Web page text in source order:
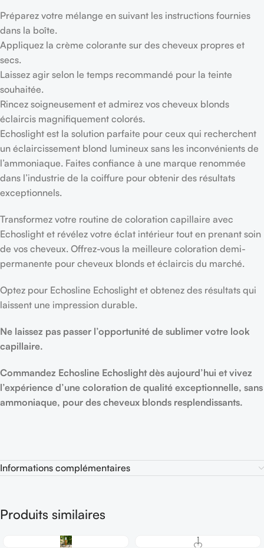
Préparez votre mélange en suivant les instructions fournies
dans la boîte.
Appliquez la crème colorante sur des cheveux propres et
secs.
Laissez agir selon le temps recommandé pour la teinte
souhaitée.
Rincez soigneusement et admirez vos cheveux blonds
éclaircis magnifiquement colorés.
Echoslight est la solution parfaite pour ceux qui recherchent
un éclaircissement blond lumineux sans les inconvénients de
l’ammoniaque. Faites confiance à une marque renommée
dans l’industrie de la coiffure pour obtenir des résultats
exceptionnels.
Transformez votre routine de coloration capillaire avec
Echoslight et révélez votre éclat intérieur tout en prenant soin
de vos cheveux. Offrez-vous la meilleure coloration demi-
permanente pour cheveux blonds et éclaircis du marché.
Optez pour Echosline Echoslight et obtenez des résultats qui
laissent une impression durable.
Ne laissez pas passer l’opportunité de sublimer votre look
capillaire.
Commandez Echosline Echoslight dès aujourd’hui et vivez
l’expérience d’une coloration de qualité exceptionnelle, sans
ammoniaque, pour des cheveux blonds resplendissants.
Informations complémentaires
Produits similaires